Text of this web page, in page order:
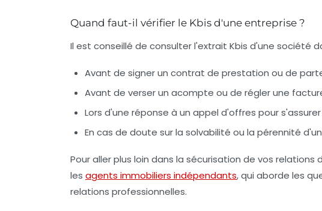
Quand faut-il vérifier le Kbis d'une entreprise ?
Il est conseillé de consulter l'extrait Kbis d'une société
Avant de signer un contrat de prestation ou de
Avant de verser un acompte ou de régler une
Lors d'une réponse à un appel d'offres pour
En cas de doute sur la solvabilité ou la pérennité
Pour aller plus loin dans la sécurisation de vos
les agents immobiliers indépendants, qui aborde les
relations professionnelles.